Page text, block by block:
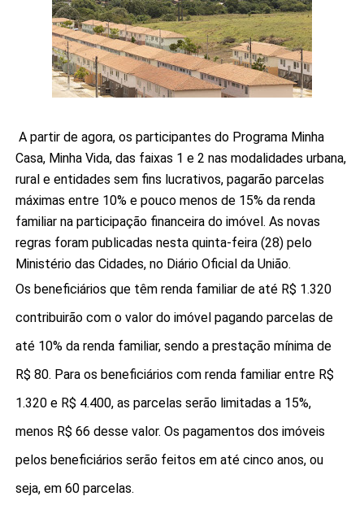
A partir de agora, os participantes do Programa Minha
Casa, Minha Vida, das faixas 1 e 2 nas modalidades urbana,
rural e entidades sem fins lucrativos, pagarão parcelas
máximas entre 10% e pouco menos de 15% da renda
familiar na participação financeira do imóvel. As novas
regras foram publicadas nesta quinta-feira (28) pelo
Ministério das Cidades, no Diário Oficial da União.
Os beneficiários que têm renda familiar de até R$ 1.320
contribuirão com o valor do imóvel pagando parcelas de
até 10% da renda familiar, sendo a prestação mínima de
R$ 80. Para os beneficiários com renda familiar entre R$
1.320 e R$ 4.400, as parcelas serão limitadas a 15%,
menos R$ 66 desse valor. Os pagamentos dos imóveis
pelos beneficiários serão feitos em até cinco anos, ou
seja, em 60 parcelas.